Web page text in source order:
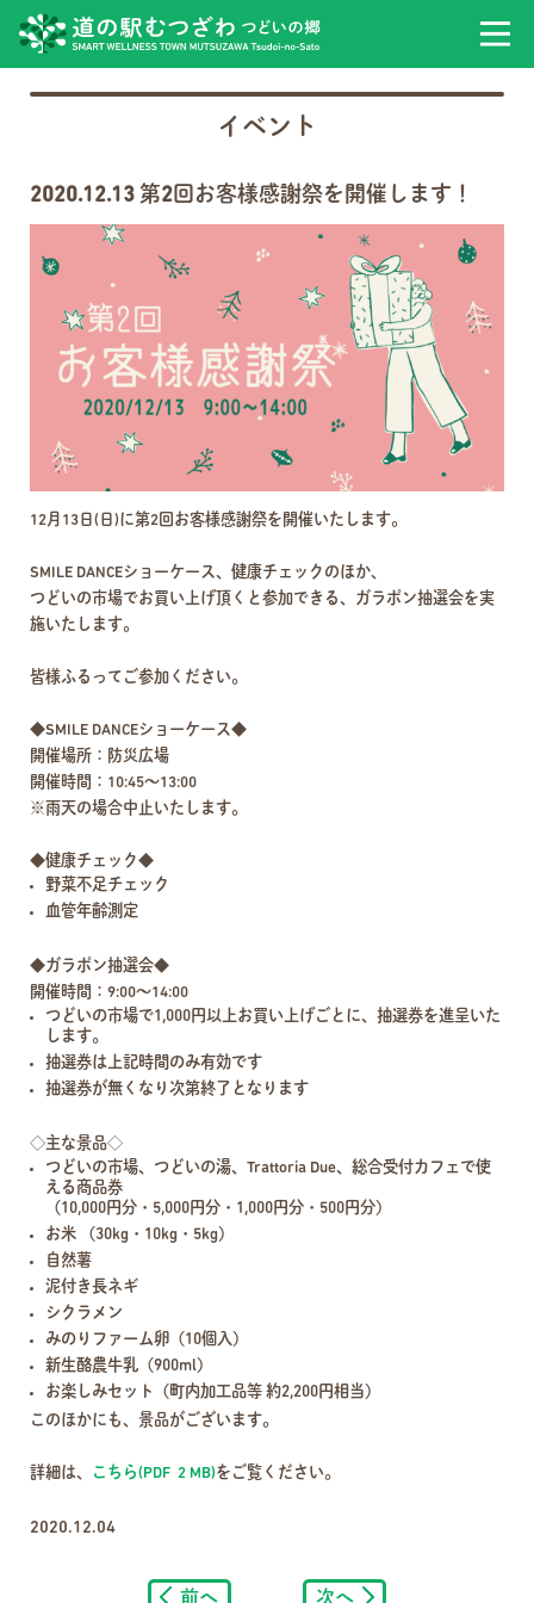
イベント
2020.12.13 第2回お客様感謝祭を開催します！
12月13日(日)に第2回お客様感謝祭を開催いたします。
SMILE DANCEショーケース、健康チェックのほか、
つどいの市場でお買い上げ頂くと参加できる、ガラポン抽選会を実
施いたします。
皆様ふるってご参加ください。
◆SMILE DANCEショーケース◆
開催場所：防災広場
開催時間：10:45～13:00
※雨天の場合中止いたします。
◆健康チェック◆
野菜不足チェック
血管年齢測定
◆ガラポン抽選会◆
開催時間：9:00～14:00
つどいの市場で1,000円以上お買い上げごとに、抽選券を進呈いた
します。
抽選券は上記時間のみ有効です
抽選券が無くなり次第終了となります
◇主な景品◇
つどいの市場、つどいの湯、Trattoria Due、総合受付カフェで使
える商品券
（10,000円分・5,000円分・1,000円分・500円分）
お米 （30kg・10kg・5kg）
自然薯
泥付き長ネギ
シクラメン
みのりファーム卵（10個入）
新生酪農牛乳（900ml）
お楽しみセット（町内加工品等 約2,200円相当）
このほかにも、景品がございます。
詳細は、 こちら(PDF 2 MB)をご覧ください。
2020.12.04
前へ 次へ